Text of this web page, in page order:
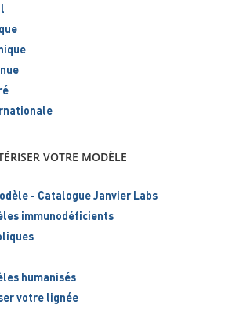
VOTRE MODÈLE
- Catalogue Janvier Labs
immunodéficients
humanisés
votre lignée